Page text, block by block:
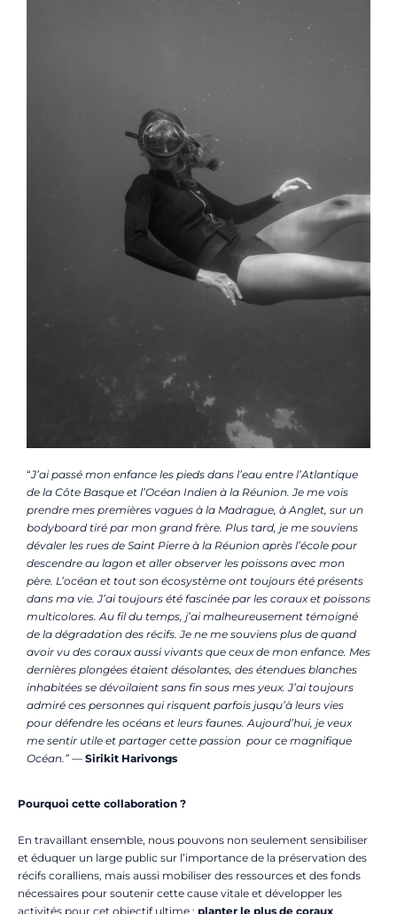
“J’ai passé mon enfance les pieds dans l’eau entre l’Atlantique
de la Côte Basque et l’Océan Indien à la Réunion. Je me vois
prendre mes premières vagues à la Madrague, à Anglet, sur un
bodyboard tiré par mon grand frère. Plus tard, je me souviens
dévaler les rues de Saint Pierre à la Réunion après l’école pour
descendre au lagon et aller observer les poissons avec mon
père. L’océan et tout son écosystème ont toujours été présents
dans ma vie. J’ai toujours été fascinée par les coraux et poissons
multicolores. Au fil du temps, j’ai malheureusement témoigné
de la dégradation des récifs. Je ne me souviens plus de quand
avoir vu des coraux aussi vivants que ceux de mon enfance. Mes
dernières plongées étaient désolantes, des étendues blanches
inhabitées se dévoilaient sans fin sous mes yeux. J’ai toujours
admiré ces personnes qui risquent parfois jusqu’à leurs vies
pour défendre les océans et leurs faunes. Aujourd’hui, je veux
me sentir utile et partager cette passion pour ce magnifique
Océan.” — Sirikit Harivongs
Pourquoi cette collaboration ?
En travaillant ensemble, nous pouvons non seulement sensibiliser
et éduquer un large public sur l’importance de la préservation des
récifs coralliens, mais aussi mobiliser des ressources et des fonds
nécessaires pour soutenir cette cause vitale et développer les
activités pour cet objectif ultime : planter le plus de coraux